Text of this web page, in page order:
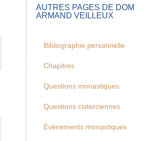
AUTRES PAGES DE DOM
ARMAND VEILLEUX
Bibliographie personnelle
Chapitres
Questions monastiques
Questions cisterciennes
Événements monastiques